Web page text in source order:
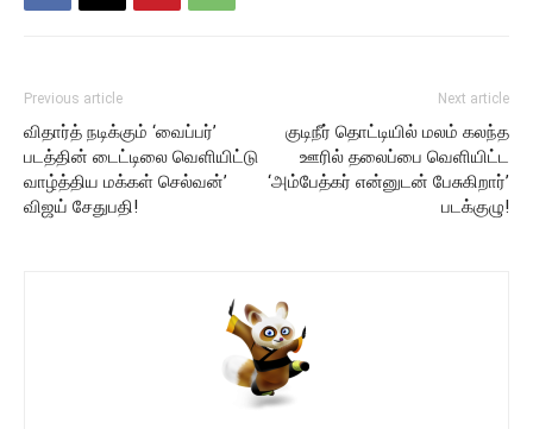
Previous article
விதார்த் நடிக்கும் ‘வைப்பர்’
படத்தின் டைட்டிலை வெளியிட்டு
வாழ்த்திய மக்கள் செல்வன்’
விஜய் சேதுபதி!
Next article
குடிநீர் தொட்டியில் மலம் கலந்த
ஊரில் தலைப்பை வெளியிட்ட
‘அம்பேத்கர் என்னுடன் பேசுகிறார்’
படக்குழு!